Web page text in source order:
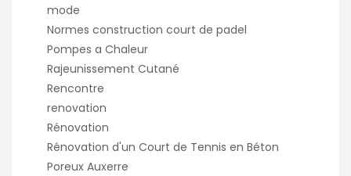
mode
Normes construction court de padel
Pompes a Chaleur
Rajeunissement Cutané
Rencontre
renovation
Rénovation
Rénovation d'un Court de Tennis en Béton
Poreux Auxerre